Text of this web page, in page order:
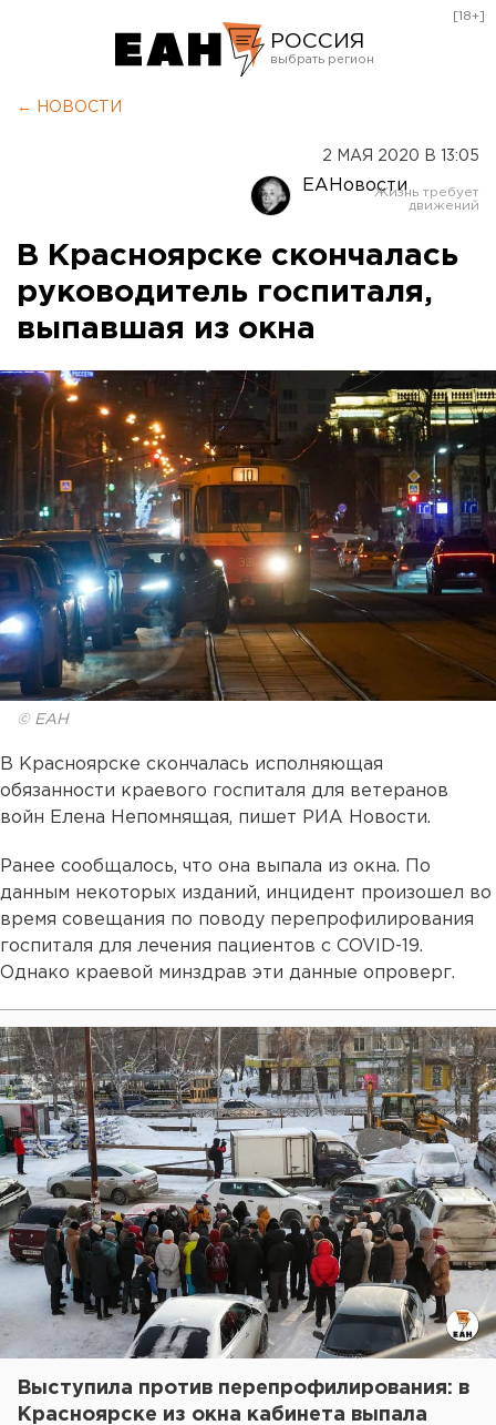
РОССИЯ
Оренбург
[18+]
← НОВОСТИ
2 МАЯ 2020 В 13:05
ЕАНовости
В Красноярске скончалась
руководитель госпиталя,
выпавшая из окна
© ЕАН
В Красноярске скончалась исполняющая
обязанности краевого госпиталя для ветеранов
войн Елена Непомнящая, пишет РИА Новости.
Ранее сообщалось, что она выпала из окна. По
данным некоторых изданий, инцидент произошел во
время совещания по поводу перепрофилирования
госпиталя для лечения пациентов с COVID-19.
Однако краевой минздрав эти данные опроверг.
Выступила против перепрофилирования: в
Красноярске из окна кабинета выпала